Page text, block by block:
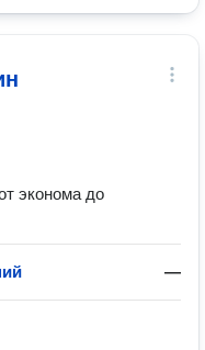
эконома до
—